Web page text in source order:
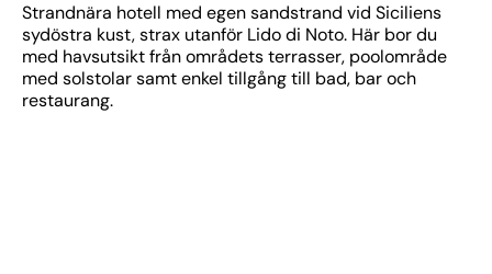
Strandnära hotell med egen sandstrand vid Siciliens
sydöstra kust, strax utanför Lido di Noto. Här bor du
med havsutsikt från områdets terrasser, poolområde
med solstolar samt enkel tillgång till bad, bar och
restaurang.